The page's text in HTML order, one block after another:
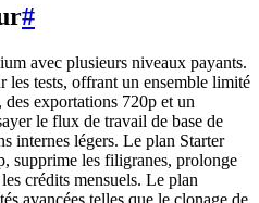
#
avec plusieurs niveaux payants.
les tests, offrant un ensemble limité
exportations 720p et un
le flux de travail de base de
internes légers. Le plan Starter
supprime les filigranes, prolonge
crédits mensuels. Le plan
avancées telles que le clonage de